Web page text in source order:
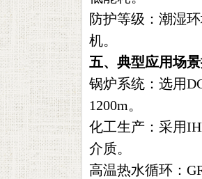
防护等级‌：潮湿
机。
五、典型应用场
锅炉系统‌：选用
1200m。
化工生产‌：采用
介质。
高温热水循环‌：